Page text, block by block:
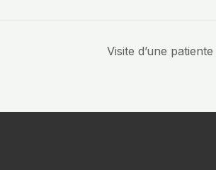
Visite d’une